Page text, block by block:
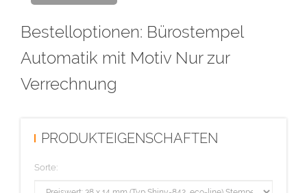
Bestelloptionen: Bürostempel
Automatik mit Motiv Nur zur
Verrechnung
PRODUKTEIGENSCHAFTEN
Sorte: